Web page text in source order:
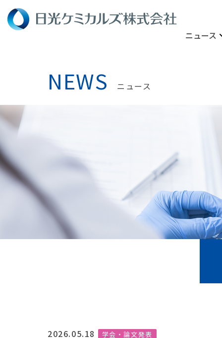
ニュース
NEWS ニュース
2026.05.18 学会・論文発表